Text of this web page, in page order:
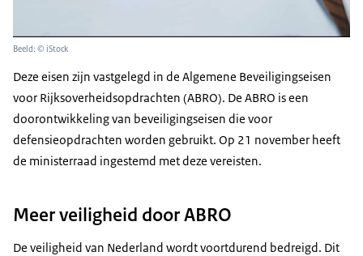
Beeld: © iStock
Deze eisen zijn vastgelegd in de Algemene Beveiligingseisen
voor Rijksoverheidsopdrachten (ABRO). De ABRO is een
doorontwikkeling van beveiligingseisen die voor
defensieopdrachten worden gebruikt. Op 21 november heeft
de ministerraad ingestemd met deze vereisten.
Meer veiligheid door ABRO
De veiligheid van Nederland wordt voortdurend bedreigd. Dit